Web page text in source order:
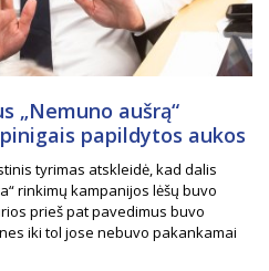
„Nemuno aušrą“
papildytos aukos
tyrimas atskleidė, kad dalis
rinkimų kampanijos lėšų buvo
prieš pat pavedimus buvo
iki tol jose nebuvo pakankamai